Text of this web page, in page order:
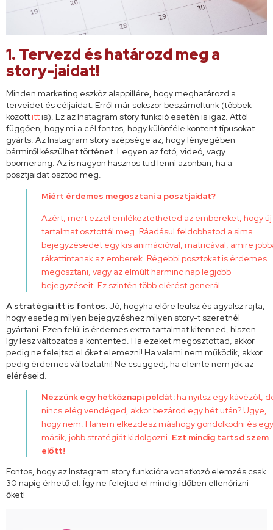
1. Tervezd és határozd meg a
story-jaidat!
Minden marketing eszköz alappillére, hogy meghatározd a
terveidet és céljaidat. Erről már sokszor beszámoltunk (többek
közöttittis). Ez az Instagram story funkció esetén is igaz. Attól
függően, hogy mi a cél fontos, hogy különféle kontent típusokat
gyárts. Az Instagram story szépsége az, hogy lényegében
bármiről készülhet történet. Legyen az fotó, videó, vagy
boomerang. Az is nagyon hasznos tud lenni azonban, ha a
posztjaidat osztod meg.
Miért érdemes megosztani a posztjaidat?
Azért, mert ezzel emlékeztetheted az embereket, hogy új
tartalmat osztottál meg. Ráadásul feldobhatod a sima
bejegyzésedet egy kis animációval, matricával, amire
rákattintanak az emberek. Régebbi posztokat is érdemes
megosztani, vagy az elmúlt harminc nap legjobb
bejegyzéseit. Ez szintén több elérést generál.
A stratégia itt is fontos. Jó, hogyha előre leülsz és agyalsz rajta,
hogy esetleg milyen bejegyzéshez milyen story-t szeretnél
gyártani. Ezen felül is érdemes extra tartalmat kitenned, hiszen
így lesz változatos a kontented. Ha ezeket megosztottad, akkor
pedig ne felejtsd el őket elemezni! Ha valami nem működik, akkor
pedig érdemes változtatni! Ne csüggedj, ha eleinte nem jók az
eléréseid.
Nézzünk egy hétköznapi példát: ha nyitsz egy kávézót,
nincs elég vendéged, akkor bezárod egy hét után? Ugye,
hogy nem. Hanem elkezdesz máshogy gondolkodni és egy
másik, jobb stratégiát kidolgozni. Ezt mindig tartsd szem
előtt!
Fontos, hogy az Instagram story funkcióra vonatkozó elemzés csak
30 napig érhető el. Így ne felejtsd el mindig időben ellenőrizni
őket!